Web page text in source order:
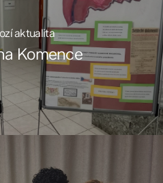
aktualita
Komence